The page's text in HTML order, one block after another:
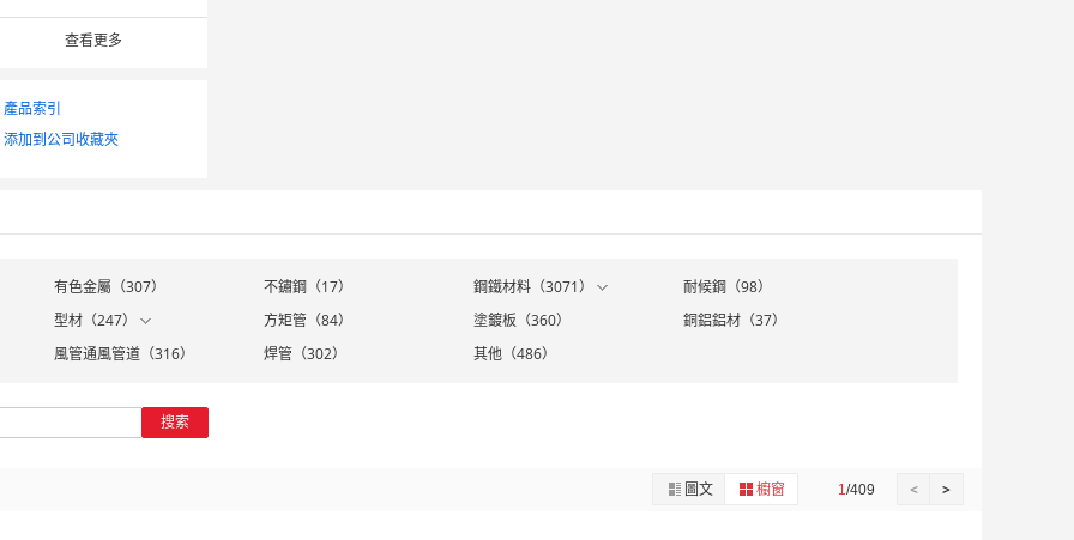
查看更多
產品索引
添加到公司收藏夾
有色金屬（307） 不鏽鋼（17） 鋼鐵材料（3071）
耐候鋼（98）
型材（247）
方矩管（84） 塗鍍板（360）
銅鋁鋁材（37）
風管通風管道（316）
焊管（302） 其他（486）
搜索
圖文 櫥窗 1/409 < >